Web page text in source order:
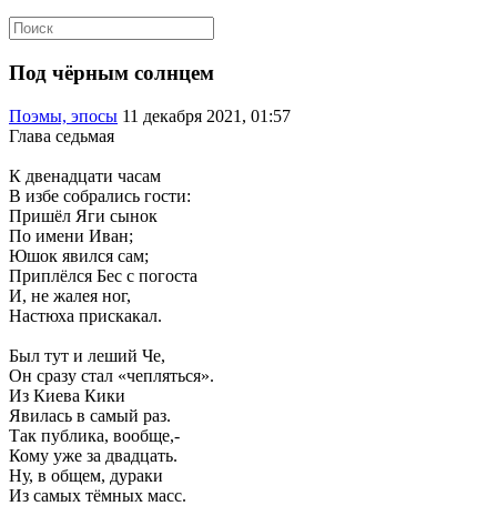
Под чёрным солнцем
Поэмы, эпосы 11 декабря 2021, 01:57
Глава седьмая
К двенадцати часам
В избе собрались гости:
Пришёл Яги сынок
По имени Иван;
Юшок явился сам;
Приплёлся Бес с погоста
И, не жалея ног,
Настюха прискакал.
Был тут и леший Че,
Он сразу стал «чепляться».
Из Киева Кики
Явилась в самый раз.
Так публика, вообще,-
Кому уже за двадцать.
Ну, в общем, дураки
Из самых тёмных масс.